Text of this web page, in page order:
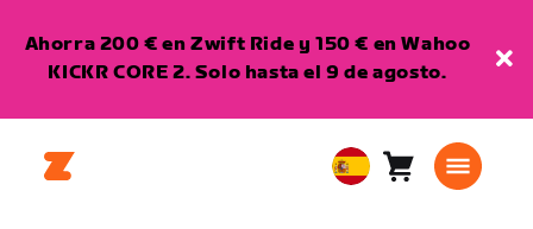
Ahorra 200 € en Zwift Ride y 150 € en Wahoo
KICKR CORE 2. Solo hasta el 9 de agosto.
EuropeanCarro0